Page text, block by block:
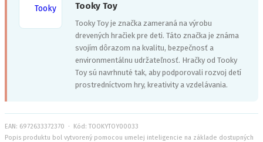
Tooky Toy
Tooky Toy je značka zameraná na výrobu
drevených hračiek pre deti. Táto značka je známa
svojím dôrazom na kvalitu, bezpečnosť a
environmentálnu udržateľnosť. Hračky od Tooky
Toy sú navrhnuté tak, aby podporovali rozvoj detí
prostredníctvom hry, kreativity a vzdelávania.
EAN: 6972633372370 · Kód: TOOKYTOY00033
Popis produktu bol vytvorený pomocou umelej inteligencie na základe dostupných